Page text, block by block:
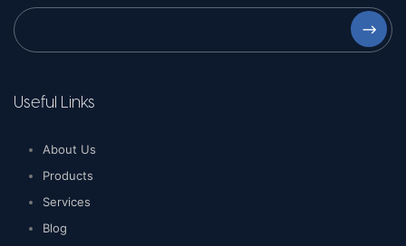
⟶
Useful Links
About Us
Products
Services
Blog